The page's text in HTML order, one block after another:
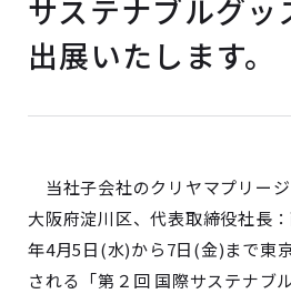
サステナブルグッ
出展いたします。
当社子会社のクリヤマプリージ
大阪府淀川区、代表取締役社長
年4月5日(水)から7日(金)まで東
される「第２回 国際サステナブ